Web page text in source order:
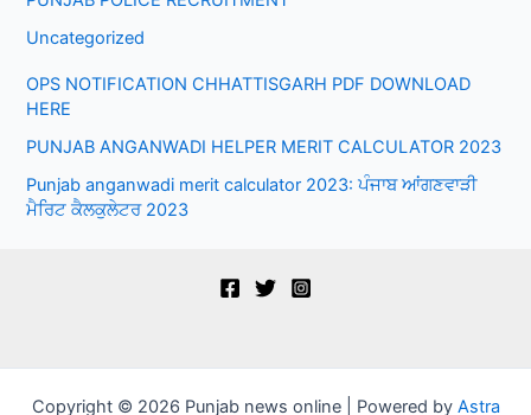
Uncategorized
OPS NOTIFICATION CHHATTISGARH PDF DOWNLOAD
HERE
PUNJAB ANGANWADI HELPER MERIT CALCULATOR 2023
Punjab anganwadi merit calculator 2023: ਪੰਜਾਬ ਆਂਗਣਵਾੜੀ
ਮੈਰਿਟ ਕੈਲਕੁਲੇਟਰ 2023
Copyright © 2026 Punjab news online | Powered by Astra